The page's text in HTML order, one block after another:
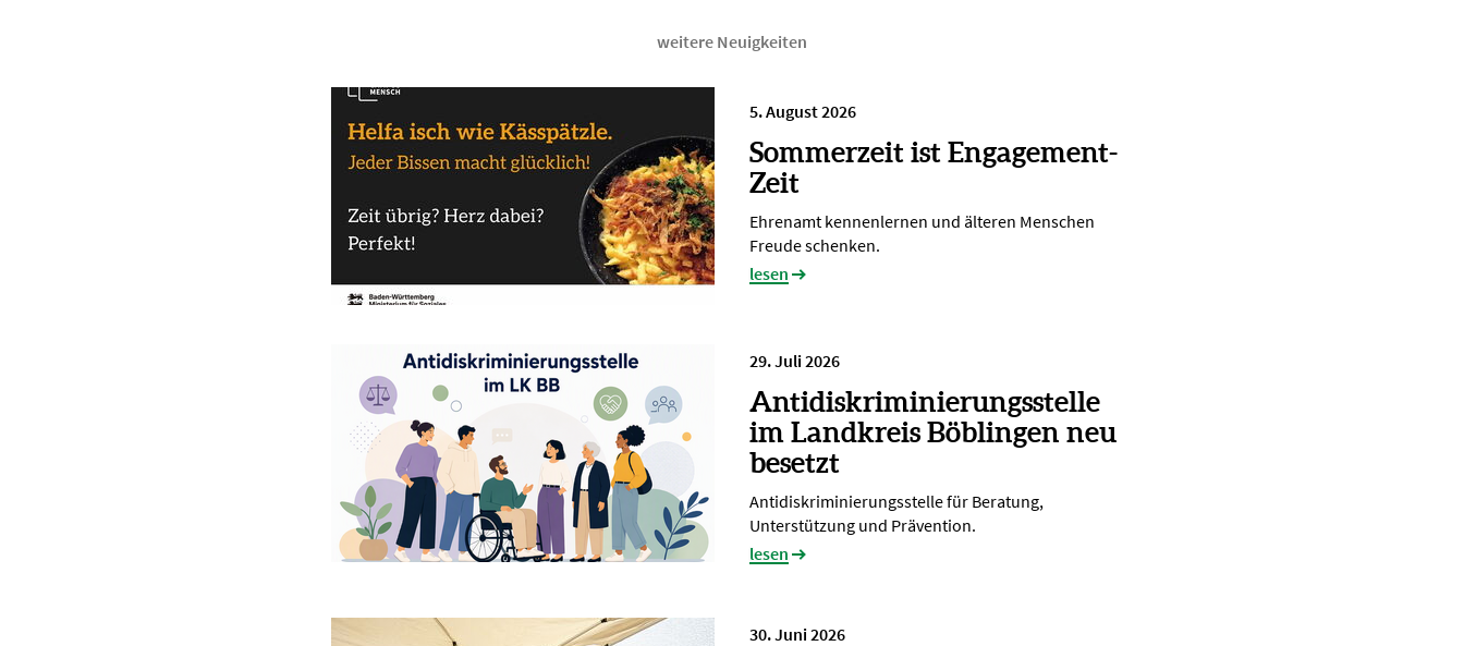
weitere Neuigkeiten
5. August 2026
Sommerzeit ist Engagement-
Zeit
Ehrenamt kennenlernen und älteren Menschen
Freude schenken.
lesen
29. Juli 2026
Antidiskriminierungsstelle
im Landkreis Böblingen neu
besetzt
Antidiskriminierungsstelle für Beratung,
Unterstützung und Prävention.
lesen
30. Juni 2026